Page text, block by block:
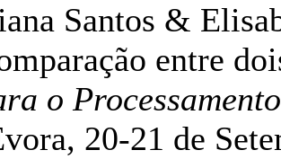
Santos &
entre
o
20-21 de